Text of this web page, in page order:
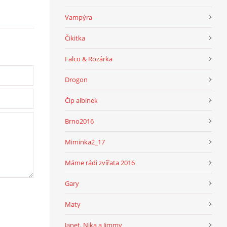
Vampýra
Čikitka
Falco & Rozárka
Drogon
Čip albínek
Brno2016
Miminka2_17
Máme rádi zvířata 2016
Gary
Maty